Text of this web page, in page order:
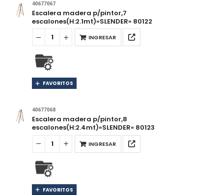
40677067
Escalera madera p/pintor,7
escalones(H:2.1mt)»SLENDER» 80122
INGRESAR
FAVORITOS
40677068
Escalera madera p/pintor,8
escalones(H:2.4mt)»SLENDER» 80123
INGRESAR
FAVORITOS